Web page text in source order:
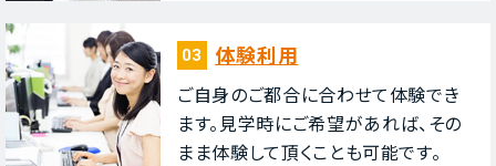
03 体験利⽤
ご⾃⾝のご都合に合わせて体験でき
ます。⾒学時にご希望があれば、その
まま体験して頂くことも可能です。